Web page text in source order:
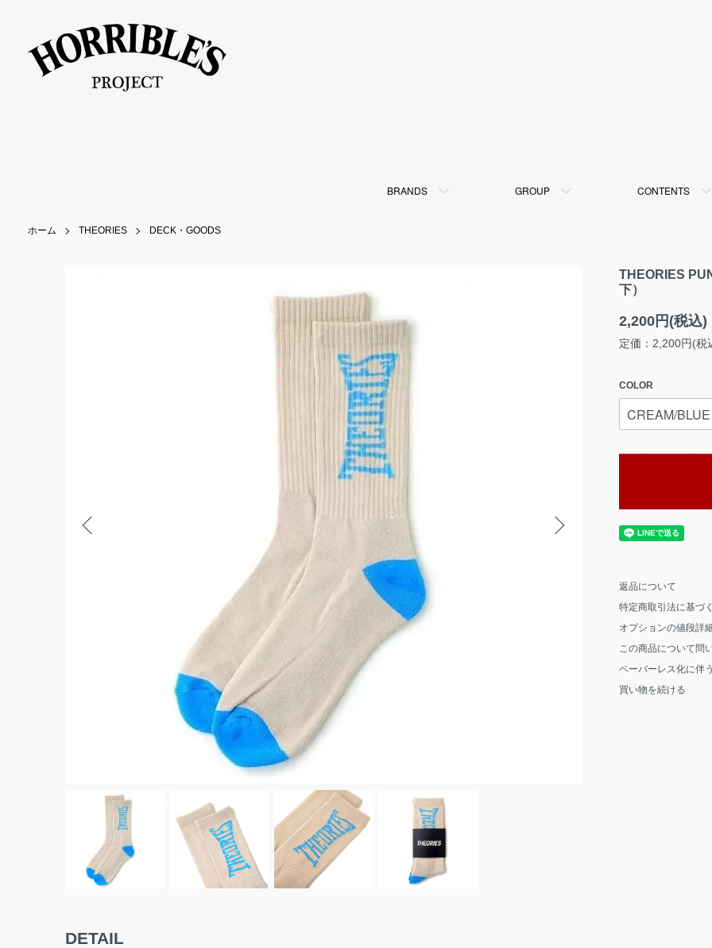
BRANDS GROUP CONTENTS
ホーム THEORIES DECK・GOODS
THEORIES
下）
2,200円(税込)
定価：2,200円(税
COLOR
返品について
特定商取引法に基づ
オプションの値段詳
この商品について問
ペーパーレス化に伴
買い物を続ける
DETAIL